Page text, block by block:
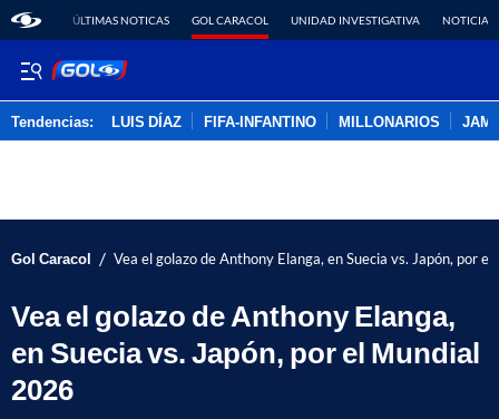
ÚLTIMAS NOTICAS GOL CARACOL UNIDAD INVESTIGATIVA NOTICIAS
Tendencias: LUIS DÍAZ FIFA-INFANTINO MILLONARIOS
Gol Caracol / Vea el golazo de Anthony Elanga, en Suecia vs. Japón, por
Vea el golazo de Anthony Elanga,
en Suecia vs. Japón, por el Mundial
2026